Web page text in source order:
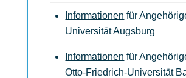
Informationen für
Universität Augsburg
Informationen für
Otto-Friedrich-Universität